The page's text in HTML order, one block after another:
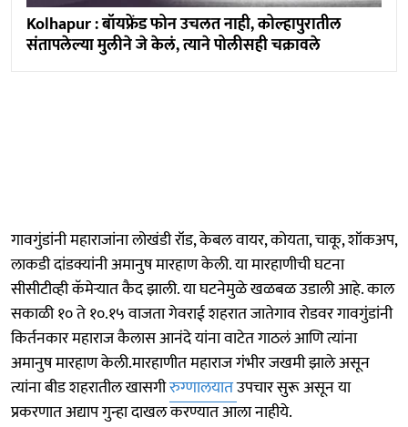
Kolhapur : बॉयफ्रेंड फोन उचलत नाही, कोल्हापुरातील
संतापलेल्या मुलीने जे केलं, त्याने पोलीसही चक्रावले
गावगुंडांनी महाराजांना लोखंडी रॉड, केबल वायर, कोयता, चाकू, शॉकअप,
लाकडी दांडक्यांनी अमानुष मारहाण केली. या मारहाणीची घटना
सीसीटीव्ही कॅमेऱ्यात कैद झाली. या घटनेमुळे खळबळ उडाली आहे. काल
सकाळी १० ते १०.१५ वाजता गेवराई शहरात जातेगाव रोडवर गावगुंडांनी
किर्तनकार महाराज कैलास आनंदे यांना वाटेत गाठलं आणि त्यांना
अमानुष मारहाण केली.मारहाणीत महाराज गंभीर जखमी झाले असून
त्यांना बीड शहरातील खासगीरुग्णालयातउपचार सुरू असून या
प्रकरणात अद्याप गुन्हा दाखल करण्यात आला नाहीये.